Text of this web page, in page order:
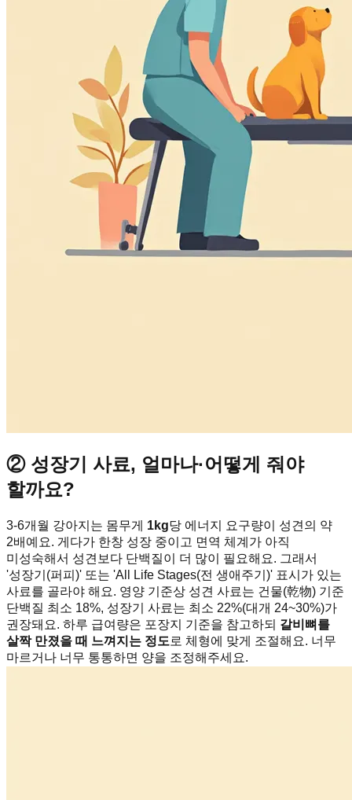
② 성장기 사료, 얼마나·어떻게 줘야
할까요?
3-6개월 강아지는 몸무게 1kg당 에너지 요구량이 성견의 약
2배예요. 게다가 한창 성장 중이고 면역 체계가 아직
미성숙해서 성견보다 단백질이 더 많이 필요해요. 그래서
'성장기(퍼피)' 또는 'All Life Stages(전 생애주기)' 표시가 있는
사료를 골라야 해요. 영양 기준상 성견 사료는 건물(乾物) 기준
단백질 최소 18%, 성장기 사료는 최소 22%(대개 24~30%)가
권장돼요. 하루 급여량은 포장지 기준을 참고하되 갈비뼈를
살짝 만졌을 때 느껴지는 정도 로 체형에 맞게 조절해요. 너무
마르거나 너무 통통하면 양을 조정해주세요.